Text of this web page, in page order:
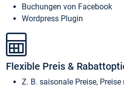
Buchungen von Facebook
Wordpress Plugin
Flexible Preis &
Z. B. saisonale Preise,